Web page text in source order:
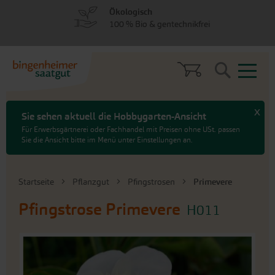
Sie sehen aktuell die Hobbygarten-Ansicht
Für Erwerbsgärtnerei oder Fachhandel mit Preisen ohne USt. passen
Sie die Ansicht bitte im Menü unter Einstellungen an.
x
Search
Startseite Pflanzgut Pfingstrosen Primevere
Pfingstrose Primevere H011
An
Ökologisch
100 % Bio & gentechnikfrei